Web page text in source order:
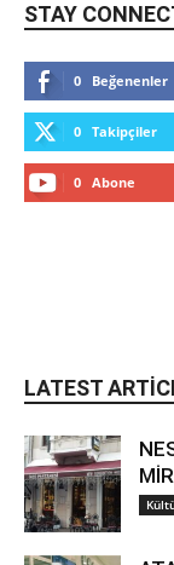
STAY
0 Beğenenler
0 Takipçiler
0 Abone
LATEST